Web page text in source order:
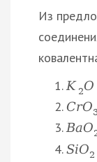
Из
K 2O
CrO
BaO
SiO2